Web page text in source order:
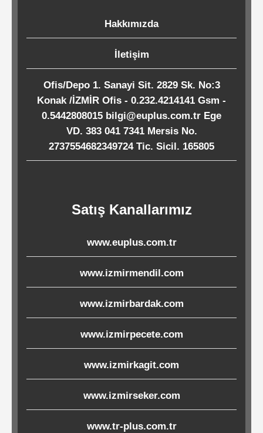
Temizlik
Köpük
Kaseler
Tabaklar
Ürünleri
Melamin
Porselen-
Seramik
Cam
Buklet
Ürünler
Hakkımızda
İletişim
Ofis/Depo 1. Sanayi Sit. 2829 Sk. No:3
Konak /İZMİR Ofis - 0.232.4214141 Gsm -
0.5442808015 bilgi@euplus.com.tr Ege
VD. 383 041 7341 Mersis No.
2737554682349724 Tic. Sicil. 165805
Satış Kanallarımız
www.euplus.com.tr
www.izmirmendil.com
www.izmirbardak.com
www.izmirpecete.com
www.izmirkagit.com
www.izmirseker.com
www.tr-plus.com.tr